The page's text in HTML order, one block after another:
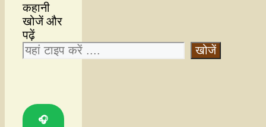
कहानी
खोजें और
पढ़ें
खोजें
🎧